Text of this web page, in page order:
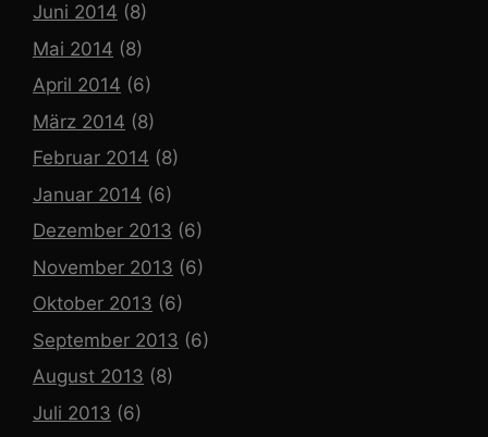
Juni 2014 (8)
Mai 2014 (8)
April 2014 (6)
März 2014 (8)
Februar 2014 (8)
Januar 2014 (6)
Dezember 2013 (6)
November 2013 (6)
Oktober 2013 (6)
September 2013 (6)
August 2013 (8)
Juli 2013 (6)